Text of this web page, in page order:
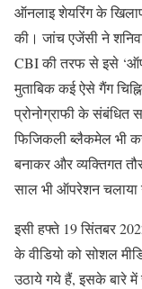
ऑनलाइ शेयरिंग के
की। जांच एजेंसी ने
CBI की तरफ से इसे
मुताबिक कई ऐसे गैंग
प्रोनोग्राफी के संबंधित
फिजिकली ब्लैकमेल भी
बनाकर और व्यक्तिगत
साल भी ऑपरेशन चलाया
इसी हफ्ते 19 सिंतबर
के वीडियो को सोशल
उठाये गये हैं, इसके बारे में